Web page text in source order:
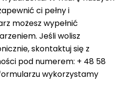
ci pełny i
możesz wypełnić
Jeśli wolisz
skontaktuj się z
pod numerem: + 48 58
wykorzystamy